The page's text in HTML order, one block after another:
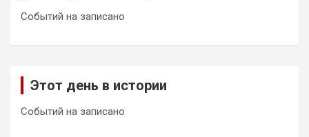
Событий на записано
Этот день в истории
Событий на записано